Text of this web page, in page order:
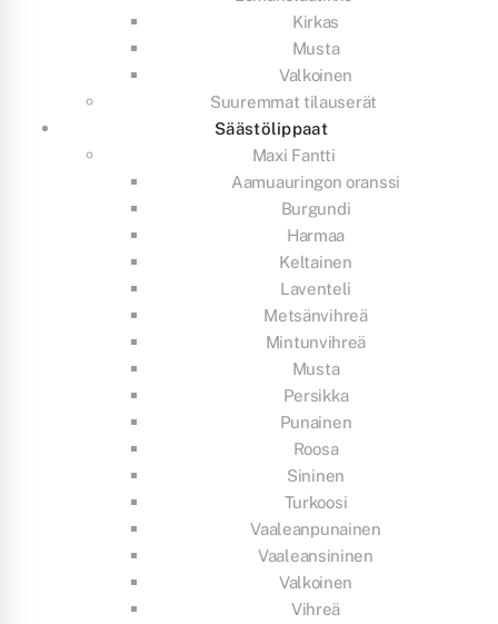
Kirkas
Musta
Valkoinen
Suuremmat tilauserät
Säästölippaat
Maxi Fantti
Aamuauringon oranssi
Burgundi
Harmaa
Keltainen
Laventeli
Metsänvihreä
Mintunvihreä
Musta
Persikka
Punainen
Roosa
Sininen
Turkoosi
Vaaleanpunainen
Vaaleansininen
Valkoinen
Vihreä